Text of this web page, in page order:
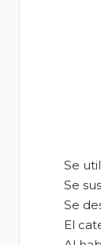
Se
Se
Se
El